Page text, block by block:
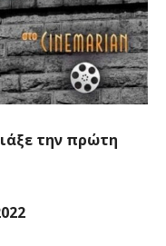
την πρώτη